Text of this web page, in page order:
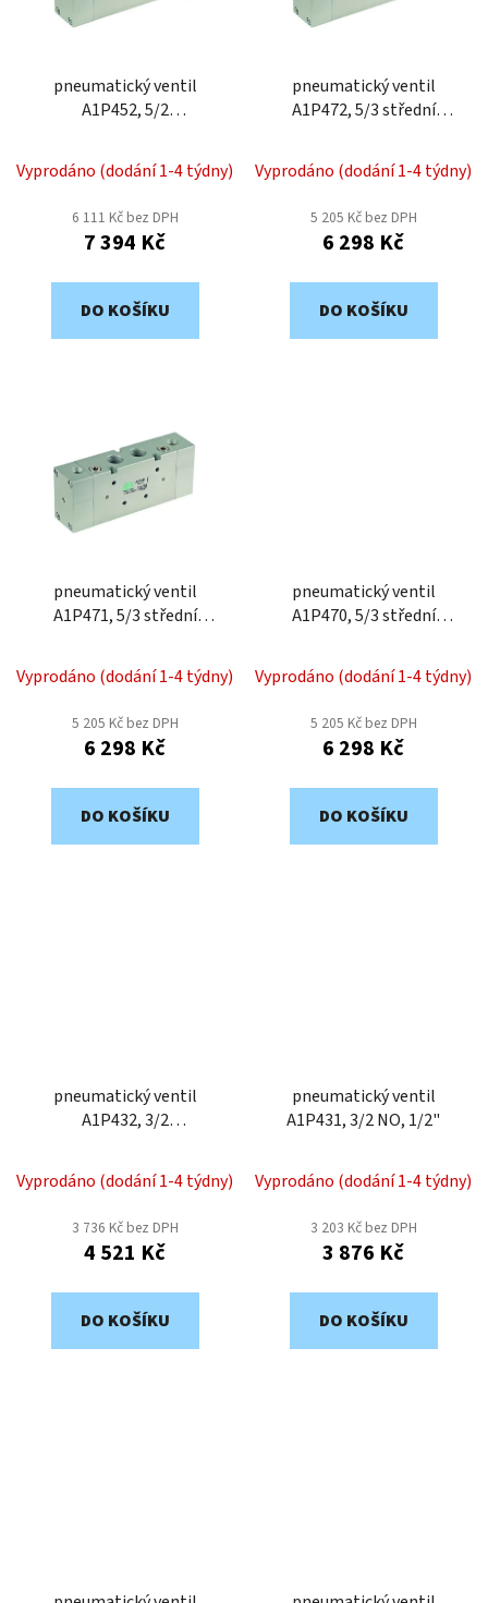
k
pneumatický ventil
A1P452, 5/2
1/2"
Vyprodáno (dodání 1-4 týdny)
6 111 Kč bez DPH
7 394 Kč
DO KOŠÍKU
pneumatický ventil
A1P472, 5/3 střední
Vyprodáno (dodání 1-4 týdny)
5 205 Kč bez DPH
6 298 Kč
DO KOŠÍKU
pneumatický ventil
A1P471, 5/3 střední
Vyprodáno (dodání 1-4 týdny)
5 205 Kč bez DPH
6 298 Kč
DO KOŠÍKU
pneumatický ventil
A1P470, 5/3 střední
Vyprodáno (dodání 1-4 týdny)
5 205 Kč bez DPH
6 298 Kč
DO KOŠÍKU
pneumatický ventil
A1P432, 3/2
Vyprodáno (dodání 1-4 týdny)
3 736 Kč bez DPH
4 521 Kč
DO KOŠÍKU
pneumatický ventil
A1P431, 3/2 NO, 1/2"
Vyprodáno (dodání 1-4 týdny)
3 203 Kč bez DPH
3 876 Kč
DO KOŠÍKU